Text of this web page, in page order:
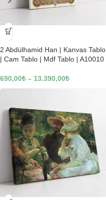
-23%
2 Abdülhamid Han | Kanvas Tablo
| Cam Tablo | Mdf Tablo | A10010
690,00₺ – 13.390,00₺